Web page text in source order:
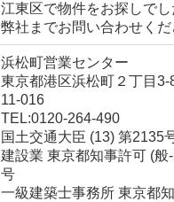
江東区で物件をお探しで
弊社までお問い合わせくだ
浜松町営業センター
東京都港区浜松町２丁目3-
11-016
TEL:0120-264-490
国土交通大臣 (13) 第2135
建設業 東京都知事許可 (般
号
一級建築士事務所 東京都